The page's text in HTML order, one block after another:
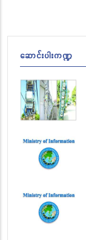
ဆောင်းပါးကဏ္ဍ